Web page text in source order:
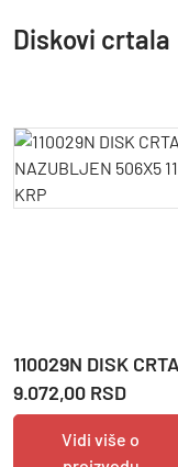
Traži
Cena
Filter
Diskovi crtala
110029N DISK
9.072,00 RSD
Vidi više o